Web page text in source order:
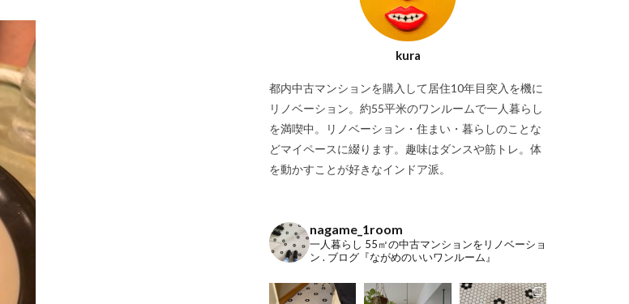
kura
都内中古マンションを購入して居住10年目突入を機に
リノベーション。約55平米のワンルームで一人暮らし
を満喫中。リノベーション・住まい・暮らしのことな
どマイペースに綴ります。趣味はダンスや筋トレ。体
を動かすことが好きなインドア派。
nagame_1room
一人暮らし 55㎡の中古マンションをリノベーショ
ン . ブログ『ながめのいいワンルーム』